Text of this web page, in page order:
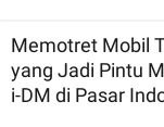
Memotret Mobil
yang Jadi Pintu
i-DM di Pasar